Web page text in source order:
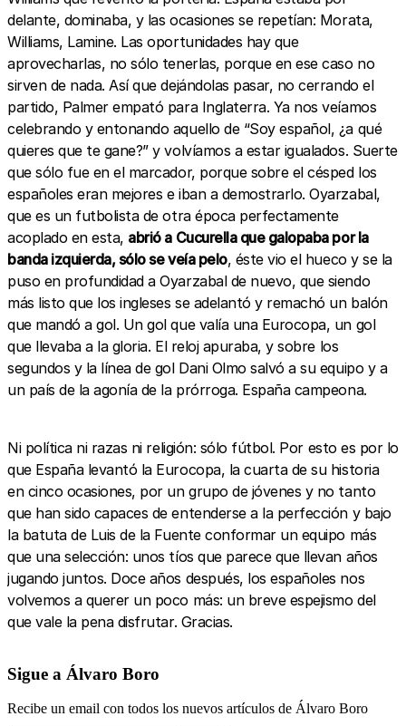
delante, dominaba, y las ocasiones se repetían: Morata,
Williams, Lamine. Las oportunidades hay que
aprovecharlas, no sólo tenerlas, porque en ese caso no
sirven de nada. Así que dejándolas pasar, no cerrando el
partido, Palmer empató para Inglaterra. Ya nos veíamos
celebrando y entonando aquello de “Soy español, ¿a qué
quieres que te gane?” y volvíamos a estar igualados. Suerte
que sólo fue en el marcador, porque sobre el césped los
españoles eran mejores e iban a demostrarlo. Oyarzabal,
que es un futbolista de otra época perfectamente
acoplado en esta, abrió a Cucurella que galopaba por la
banda izquierda, sólo se veía pelo, éste vio el hueco y se la
puso en profundidad a Oyarzabal de nuevo, que siendo
más listo que los ingleses se adelantó y remachó un balón
que mandó a gol. Un gol que valía una Eurocopa, un gol
que llevaba a la gloria. El reloj apuraba, y sobre los
segundos y la línea de gol Dani Olmo salvó a su equipo y a
un país de la agonía de la prórroga. España campeona.
Ni política ni razas ni religión: sólo fútbol. Por esto es por lo
que España levantó la Eurocopa, la cuarta de su historia
en cinco ocasiones, por un grupo de jóvenes y no tanto
que han sido capaces de entenderse a la perfección y bajo
la batuta de Luis de la Fuente conformar un equipo más
que una selección: unos tíos que parece que llevan años
jugando juntos. Doce años después, los españoles nos
volvemos a querer un poco más: un breve espejismo del
que vale la pena disfrutar. Gracias.
Sigue a Álvaro Boro
Recibe un email con todos los nuevos artículos de Álvaro Boro